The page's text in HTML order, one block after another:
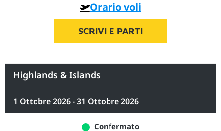
Orario voli
SCRIVI E PARTI
Highlands & Islands
1 Ottobre 2026 - 31 Ottobre 2026
Confermato